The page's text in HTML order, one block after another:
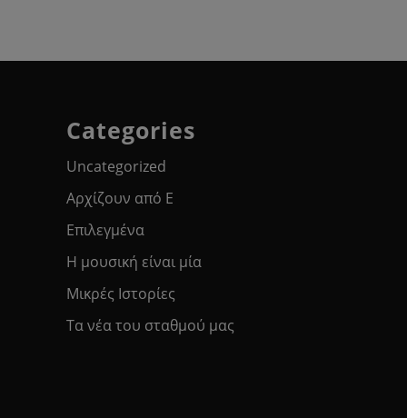
Categories
Uncategorized
Αρχίζουν από Ε
Επιλεγμένα
Η μουσική είναι μία
Μικρές Ιστορίες
Τα νέα του σταθμού μας